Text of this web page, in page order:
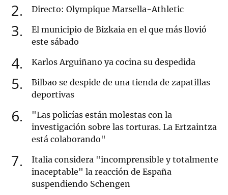
2 Directo: Olympique Marsella-Athletic
3
El municipio de Bizkaia en el que más llovió
este sábado
4 Karlos Arguiñano ya cocina su despedida
5
Bilbao se despide de una tienda de zapatillas
deportivas
6
"Las policías están molestas con la
investigación sobre las torturas. La Ertzaintza
está colaborando"
7
Italia considera "incomprensible y totalmente
inaceptable" la reacción de España
suspendiendo Schengen